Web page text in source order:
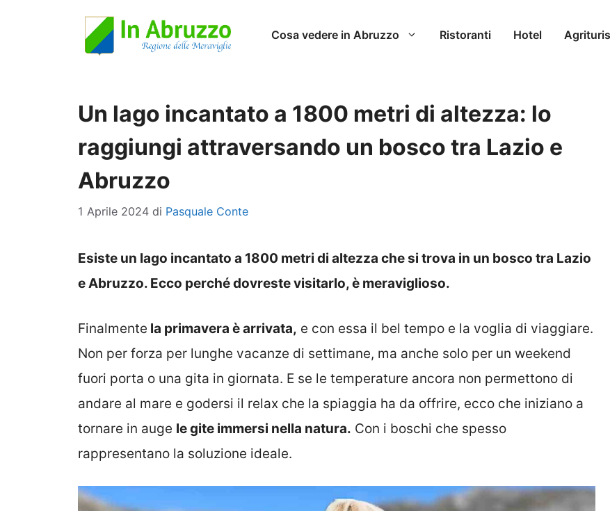
Cosa vedere in Abruzzo Ristoranti Hotel
Un lago incantato a 1800 metri di altezza: lo
raggiungi attraversando un bosco tra Lazio e
Abruzzo
1 Aprile 2024 di Pasquale Conte
Esiste un lago incantato a 1800 metri di altezza che si trova in un bosco tra Lazio
e Abruzzo. Ecco perché dovreste visitarlo, è meraviglioso.
Finalmente la primavera è arrivata, e con essa il bel tempo e la voglia di viaggiare.
Non per forza per lunghe vacanze di settimane, ma anche solo per un weekend
fuori porta o una gita in giornata. E se le temperature ancora non permettono di
andare al mare e godersi il relax che la spiaggia ha da offrire, ecco che iniziano a
tornare in auge le gite immersi nella natura. Con i boschi che spesso
rappresentano la soluzione ideale.